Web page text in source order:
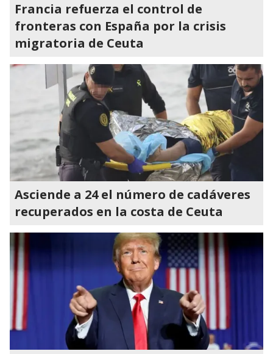
Francia refuerza el control de
fronteras con España por la crisis
migratoria de Ceuta
Asciende a 24 el número de cadáveres
recuperados en la costa de Ceuta